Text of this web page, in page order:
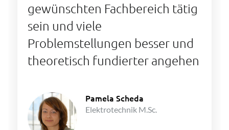
gewünschten Fachbereich tätig
sein und viele
Problemstellungen besser und
theoretisch fundierter angehen
Pamela Scheda
Elektrotechnik M.Sc.